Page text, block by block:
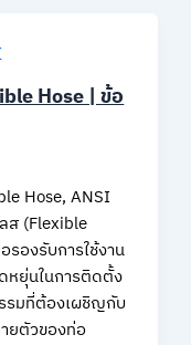
Hose | ข้อ
Hose, ANSI
ส (Flexible
องรับการใช้งาน
หยุ่นในการติดตั้ง
รมที่ต้องเผชิญกับ
ยตัวของท่อ